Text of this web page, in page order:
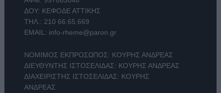
ΔΟΥ: ΚΕΦΟΔΕ ΑΤΤΙΚΗΣ
ΤΗΛ.: 210 66.65.669
EMAIL: info-rheme@paron.gr
ΝΟΜΙΜΟΣ ΕΚΠΡΟΣΩΠΟΣ: ΚΟΥΡΗΣ ΑΝΔΡΕΑΣ
ΔΙΕΥΘΥΝΤΗΣ ΙΣΤΟΣΕΛΙΔΑΣ: ΚΟΥΡΗΣ ΑΝΔΡΕΑΣ
ΔΙΑΧΕΙΡΙΣΤΗΣ ΙΣΤΟΣΕΛΙΔΑΣ: ΚΟΥΡΗΣ
ΑΝΔΡΕΑΣ